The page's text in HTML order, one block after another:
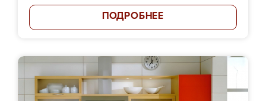
ПОДРОБНЕЕ